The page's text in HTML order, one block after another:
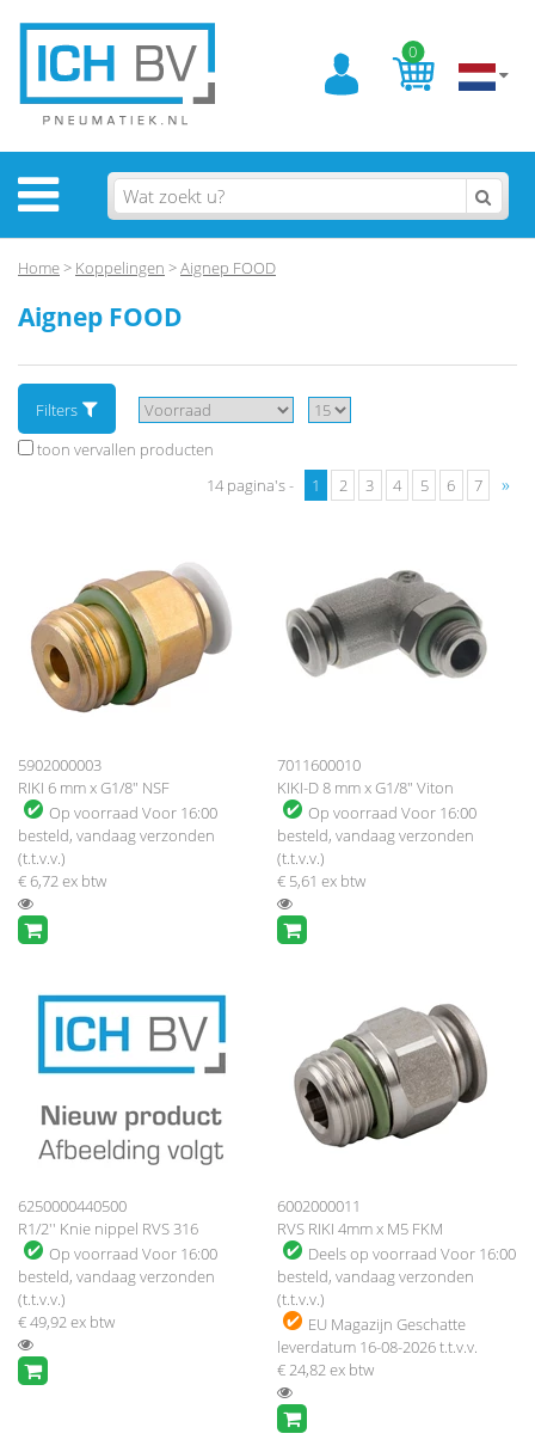
0
Home> Koppelingen >Aignep FOOD
Aignep FOOD
Filters
toon vervallen producten
14 pagina's -
1 2 3 4 5 6 7 »
5902000003
RIKI 6 mm x G1/8" NSF
Op voorraad Voor 16:00
besteld, vandaag verzonden
(t.t.v.v.)
€ 6,72ex btw
7011600010
KIKI-D 8 mm x G1/8" Viton
Op voorraad Voor 16:00
besteld, vandaag verzonden
(t.t.v.v.)
€ 5,61 ex btw
6250000440500
R1/2'' Knie nippel RVS 316
Op voorraad Voor 16:00
besteld, vandaag verzonden
(t.t.v.v.)
€ 49,92ex btw
6002000011
RVS RIKI 4mm x M5 FKM
Deels op voorraad Voor 16:00
besteld, vandaag verzonden
(t.t.v.v.)
EU Magazijn Geschatte
leverdatum 16-08-2026 t.t.v.v.
€ 24,82ex btw